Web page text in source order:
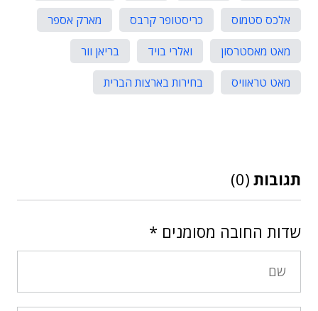
אלכס סטמוס
כריסטופר קרבס
מארק אספר
מאט מאסטרסון
ואלרי בויד
בריאן וור
מאט טראוויס
בחירות בארצות הברית
תגובות (0)
שדות החובה מסומנים *